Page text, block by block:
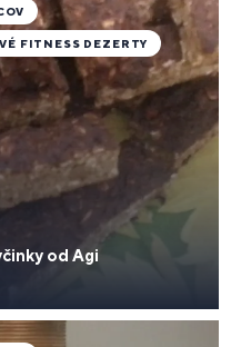
od Agi
FITNESS DEZERTY